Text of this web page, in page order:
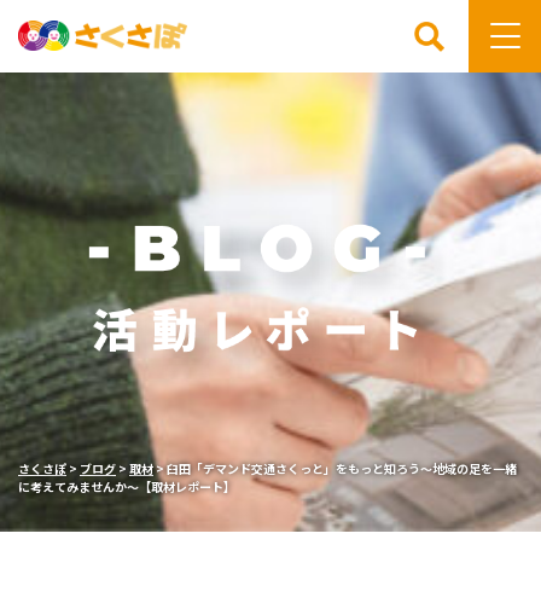
検索
さくさぽ > ブログ > 取材>臼田「デマンド交通さくっと」をもっと知ろう～地域の足を一緒
に考えてみませんか～【取材レポート】